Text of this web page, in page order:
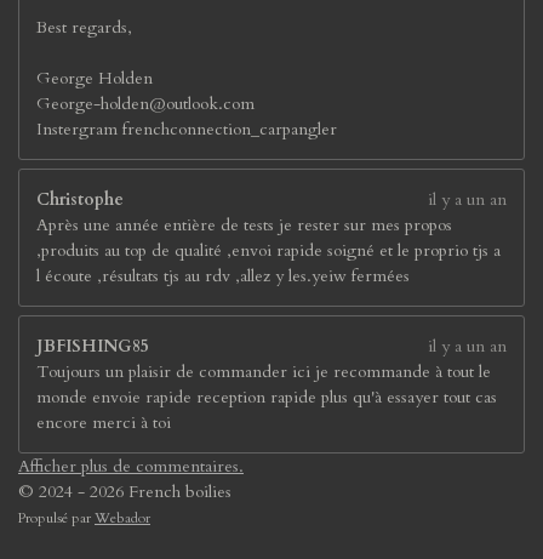
Best regards,
George Holden
George-holden@outlook.com
Instergram frenchconnection_carpangler
Christophe
il y a un an
Après une année entière de tests je rester sur mes propos
,produits au top de qualité ,envoi rapide soigné et le proprio tjs a
l écoute ,résultats tjs au rdv ,allez y les.yeiw fermées
JBFISHING85
il y a un an
Toujours un plaisir de commander ici je recommande à tout le
monde envoie rapide reception rapide plus qu'à essayer tout cas
encore merci à toi
Afficher plus de commentaires.
© 2024 - 2026 French boilies
Propulsé parWebador